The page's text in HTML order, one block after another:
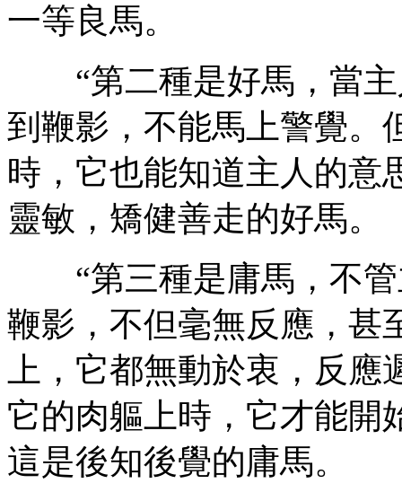
一等良馬。
“第二種是好馬，當主
到鞭影，不能馬上警覺。
時，它也能知道主人的意
靈敏，矯健善走的好馬。
“第三種是庸馬，不管
鞭影，不但毫無反應，甚
上，它都無動於衷，反
它的肉軀上時，它才能開
這是後知後覺的庸馬。